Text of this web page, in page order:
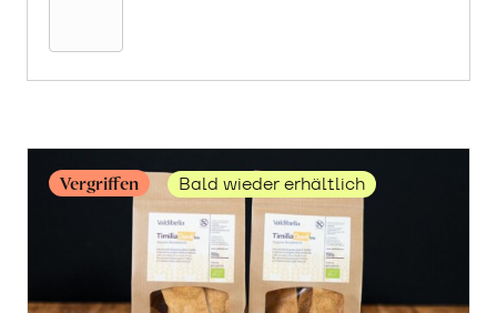
Vergriffen Bald wieder erhältlich